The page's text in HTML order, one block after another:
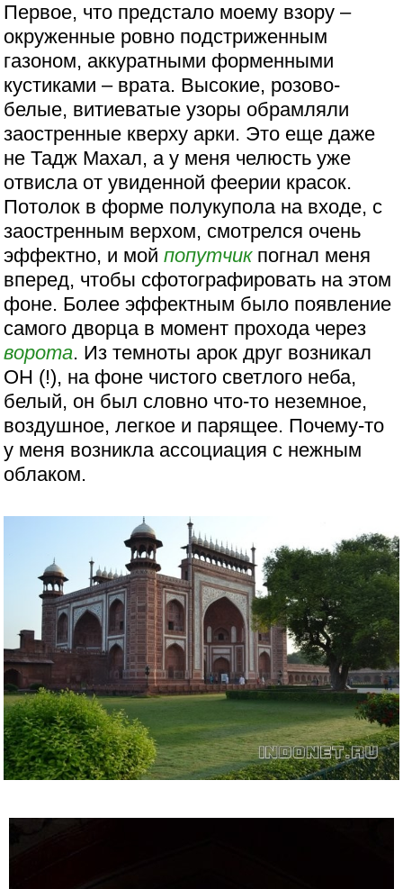
Первое, что предстало моему взору –
окруженные ровно подстриженным
газоном, аккуратными форменными
кустиками – врата. Высокие, розово-
белые, витиеватые узоры обрамляли
заостренные кверху арки. Это еще даже
не Тадж Махал, а у меня челюсть уже
отвисла от увиденной феерии красок.
Потолок в форме полукупола на входе, с
заостренным верхом, смотрелся очень
эффектно, и мойпопутчикпогнал меня
вперед, чтобы сфотографировать на этом
фоне. Более эффектным было появление
самого дворца в момент прохода через
ворота. Из темноты арок друг возникал
ОН (!), на фоне чистого светлого неба,
белый, он был словно что-то неземное,
воздушное, легкое и парящее. Почему-то
у меня возникла ассоциация с нежным
облаком.